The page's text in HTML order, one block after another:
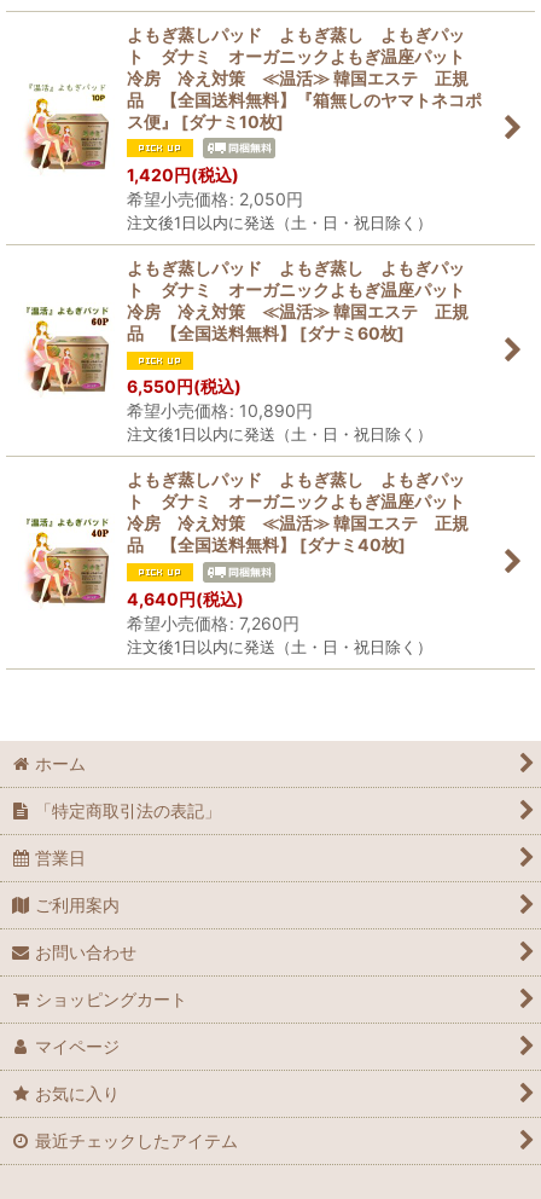
よもぎ蒸しパッド よもぎ蒸し よもぎパッ
ト ダナミ オーガニックよもぎ温座パット
冷房 冷え対策 ≪温活≫ 韓国エステ 正規
品 【全国送料無料】『箱無しのヤマトネコポ
ス便』
[ダナミ10枚]
1,420円(税込)
希望小売価格: 2,050円
注文後1日以内に発送（土・日・祝日除く）
よもぎ蒸しパッド よもぎ蒸し よもぎパッ
ト ダナミ オーガニックよもぎ温座パット
冷房 冷え対策 ≪温活≫ 韓国エステ 正規
品 【全国送料無料】
[ダナミ60枚]
6,550円(税込)
希望小売価格: 10,890円
注文後1日以内に発送（土・日・祝日除く）
よもぎ蒸しパッド よもぎ蒸し よもぎパッ
ト ダナミ オーガニックよもぎ温座パット
冷房 冷え対策 ≪温活≫ 韓国エステ 正規
品 【全国送料無料】
[ダナミ40枚]
4,640円(税込)
希望小売価格: 7,260円
注文後1日以内に発送（土・日・祝日除く）
ホーム
「特定商取引法の表記」
営業日
ご利用案内
お問い合わせ
ショッピングカート
マイページ
お気に入り
最近チェックしたアイテム